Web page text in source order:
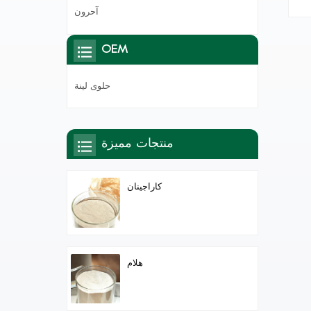
آحرون
OEM
حلوى لينة
منتجات مميزة
كاراجينان
هلام